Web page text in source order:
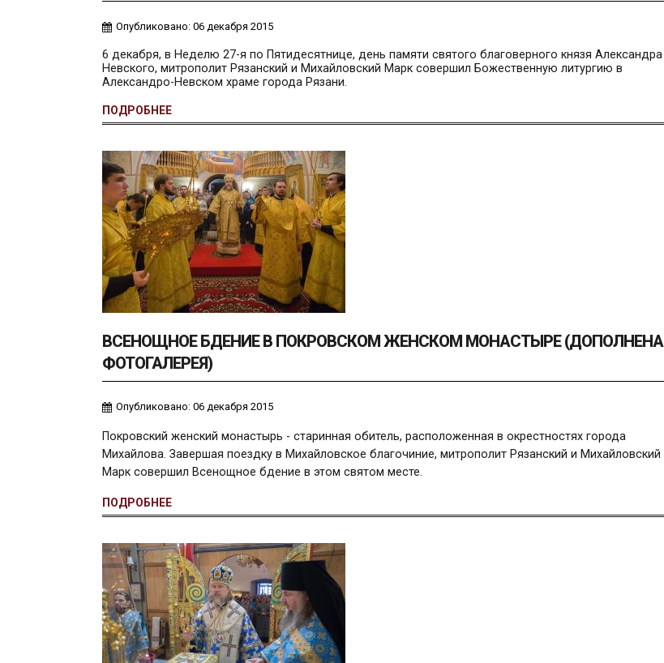
Опубликовано: 06 декабря 2015
6 декабря, в Неделю 27-я по Пятидесятнице, день памяти святого благоверного князя Александра
Невского, митрополит Рязанский и Михайловский Марк совершил Божественную литургию в
Александро-Невском храме города Рязани.
ПОДРОБНЕЕ
ВСЕНОЩНОЕ БДЕНИЕ В ПОКРОВСКОМ ЖЕНСКОМ МОНАСТЫРЕ (ДОПОЛНЕНА
ФОТОГАЛЕРЕЯ)
Опубликовано: 06 декабря 2015
Покровский женский монастырь - старинная обитель, расположенная в окрестностях города
Михайлова. Завершая поездку в Михайловское благочиние, митрополит Рязанский и Михайловский
Марк совершил Всенощное бдение в этом святом месте.
ПОДРОБНЕЕ